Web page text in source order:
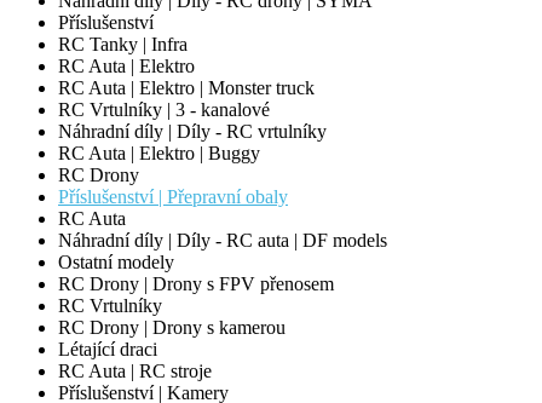
Příslušenství
RC Tanky | Infra
RC Auta | Elektro
RC Auta | Elektro | Monster truck
RC Vrtulníky | 3 - kanalové
Náhradní díly | Díly - RC vrtulníky
RC Auta | Elektro | Buggy
RC Drony
Příslušenství | Přepravní obaly
RC Auta
Náhradní díly | Díly - RC auta | DF models
Ostatní modely
RC Drony | Drony s FPV přenosem
RC Vrtulníky
RC Drony | Drony s kamerou
Létající draci
RC Auta | RC stroje
Příslušenství | Kamery